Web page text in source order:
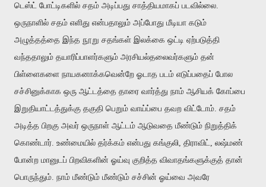
டெஸ்ட் போட்டிகளில் சதம் அடிப்பது சாத்தியமாகப் படவில்லை.
ஒருநாளில் சதம் எளிது என்பதாலும் அப்போது மீடியா கடும்
அழுத்தத்தை இந்த நூறு சதங்கள் இலக்கை ஒட்டி ஏற்படுத்தி
வந்ததாலும் தயாரிப்பாளர்களும் அரசியல்தலைவர்களும் தன்
பிள்ளைகளை நாயகனாக்கவென்றே ஓடாத படம் எடுப்பதைப் போல
சச்சினுக்காக ஒரு ஆட்டத்தை தாரை வார்த்து நாம் ஆசியக் கோப்பை
இறுதியாட்டத்துக்கு தகுதி பெறும் வாய்ப்பை தவற விட்டோம். சதம்
அடித்த பிறகு அவர் ஒருநாள் ஆட்டம் ஆடுவதை மீண்டும் நிறுத்திக்
கொண்டார். உண்மையில் தர்க்கம் என்பது கங்குலி, திராவிட், லஷ்மண்
போன்ற மானுடப் பிறவிகளின் ஓய்வு குறித்த விவாதங்களுக்குத் தான்
பொருந்தும். நாம் மீண்டும் மீண்டும் சச்சின் ஓய்வை அவரே